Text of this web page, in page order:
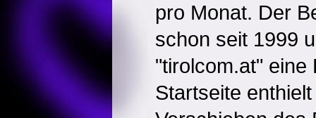
pro Monat. Der
schon seit 1999
"tirolcom.at" eine
Startseite enthielt